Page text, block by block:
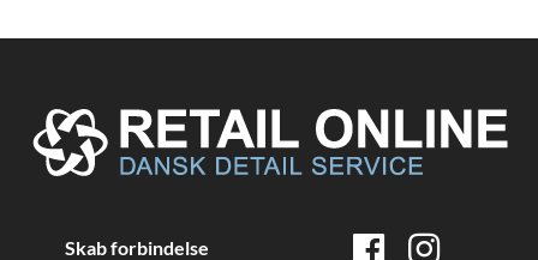
Skab forbindelse